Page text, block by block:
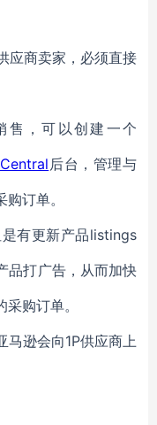
应商卖家，必须直接
售，可以创建一个
后台，管理与
订单。
有更新产品listings
品打广告，从而加快
购订单。
马逊会向1P供应商上